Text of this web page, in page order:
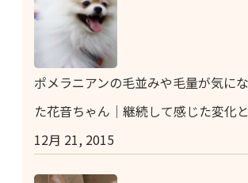
ポメラニアンの毛並みや毛量が気に
た花音ちゃん｜継続して感じた変化
12月 21, 2015